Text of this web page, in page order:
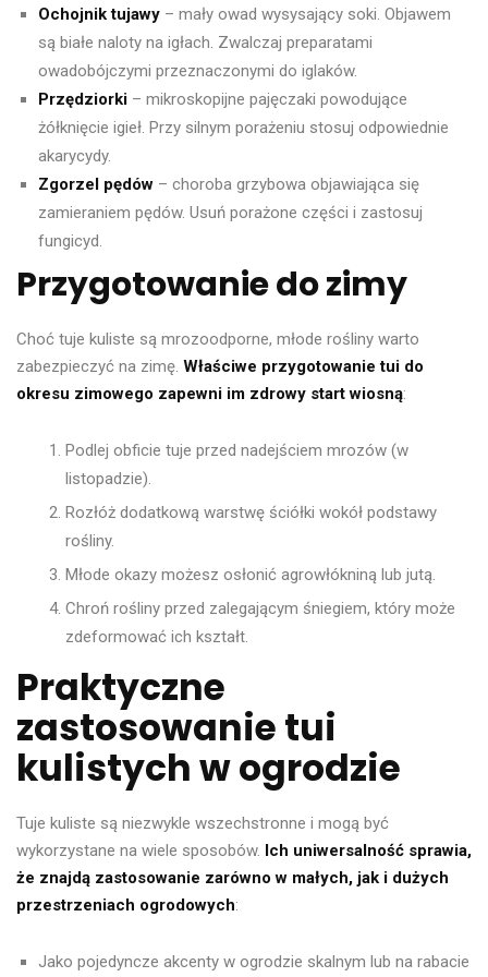
Ochojnik tujawy – mały owad wysysający soki. Objawem
są białe naloty na igłach. Zwalczaj preparatami
owadobójczymi przeznaczonymi do iglaków.
Przędziorki – mikroskopijne pajęczaki powodujące
żółknięcie igieł. Przy silnym porażeniu stosuj odpowiednie
akarycydy.
Zgorzel pędów – choroba grzybowa objawiająca się
zamieraniem pędów. Usuń porażone części i zastosuj
fungicyd.
Przygotowanie do zimy
Choć tuje kuliste są mrozoodporne, młode rośliny warto
zabezpieczyć na zimę. Właściwe przygotowanie tui do
okresu zimowego zapewni im zdrowy start wiosną:
Podlej obficie tuje przed nadejściem mrozów (w
listopadzie).
Rozłóż dodatkową warstwę ściółki wokół podstawy
rośliny.
Młode okazy możesz osłonić agrowłókniną lub jutą.
Chroń rośliny przed zalegającym śniegiem, który może
zdeformować ich kształt.
Praktyczne
zastosowanie tui
kulistych w ogrodzie
Tuje kuliste są niezwykle wszechstronne i mogą być
wykorzystane na wiele sposobów. Ich uniwersalność sprawia,
że znajdą zastosowanie zarówno w małych, jak i dużych
przestrzeniach ogrodowych:
Jako pojedyncze akcenty w ogrodzie skalnym lub na rabacie